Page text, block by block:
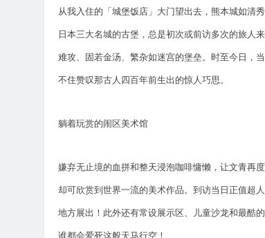
从我入住的「城堡饭店」大门望出去，熊本城如清
日本三大名城的古堡，总是初次或前访多次的旅人
难攻、固若金汤、繁杂如迷宫的堡垒。时至今日，
不住赞叹那古人四百年前生出的惊人巧思。
躺着玩赏的闹区美术馆
嫌弃无止境的血拼和整天浸泡咖啡慵懒，让文青再
却可欣赏到世界一流的美术作品。到访当日正值超
地方展出！此外还有常设展示区、儿童沙龙和最酷
谁都会爱死这般天马行空！